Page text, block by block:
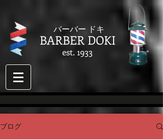
BARBER DOKI
est. 1933
​バーバー ドキ
ブログ